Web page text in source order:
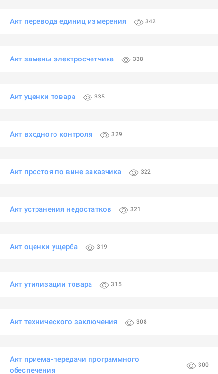
Акт перевода единиц измерения 342
Акт замены электросчетчика 338
Акт уценки товара 335
Акт входного контроля 329
Акт простоя по вине заказчика 322
Акт устранения недостатков 321
Акт оценки ущерба 319
Акт утилизации товара 315
Акт технического заключения 308
Акт приема-передачи программного
обеспечения
300